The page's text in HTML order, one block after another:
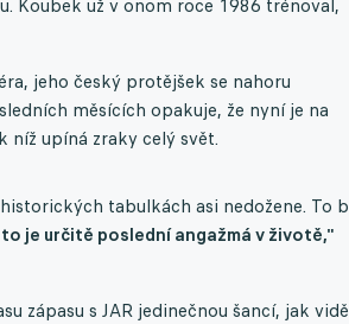
Koubek už v onom roce 1986 trénoval,
jeho český protějšek se nahoru
měsících opakuje, že nyní je na
níž upíná zraky celý svět.
tabulkách asi nedožene. To
to je určitě poslední angažmá v životě,"
zápasu s JAR jedinečnou šancí, jak